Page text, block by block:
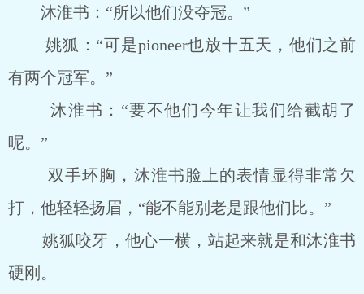
沐淮书：“所以他们没夺冠。”
姚狐：“可是pioneer也放十五天，他们之前
有两个冠军。”
沐淮书：“要不他们今年让我们给截胡了
呢。”
双手环胸，沐淮书脸上的表情显得非常欠
打，他轻轻扬眉，“能不能别老是跟他们比。”
姚狐咬牙，他心一横，站起来就是和沐淮书
硬刚。